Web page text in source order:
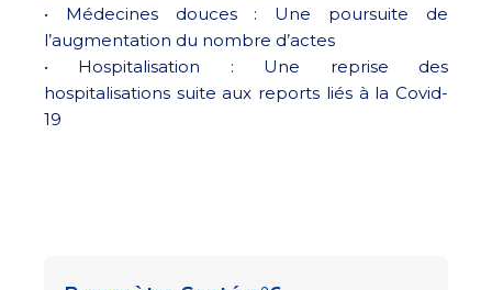
• Médecines douces : Une poursuite de
l’augmentation du nombre d’actes
• Hospitalisation : Une reprise des
hospitalisations suite aux reports liés à la Covid-
19